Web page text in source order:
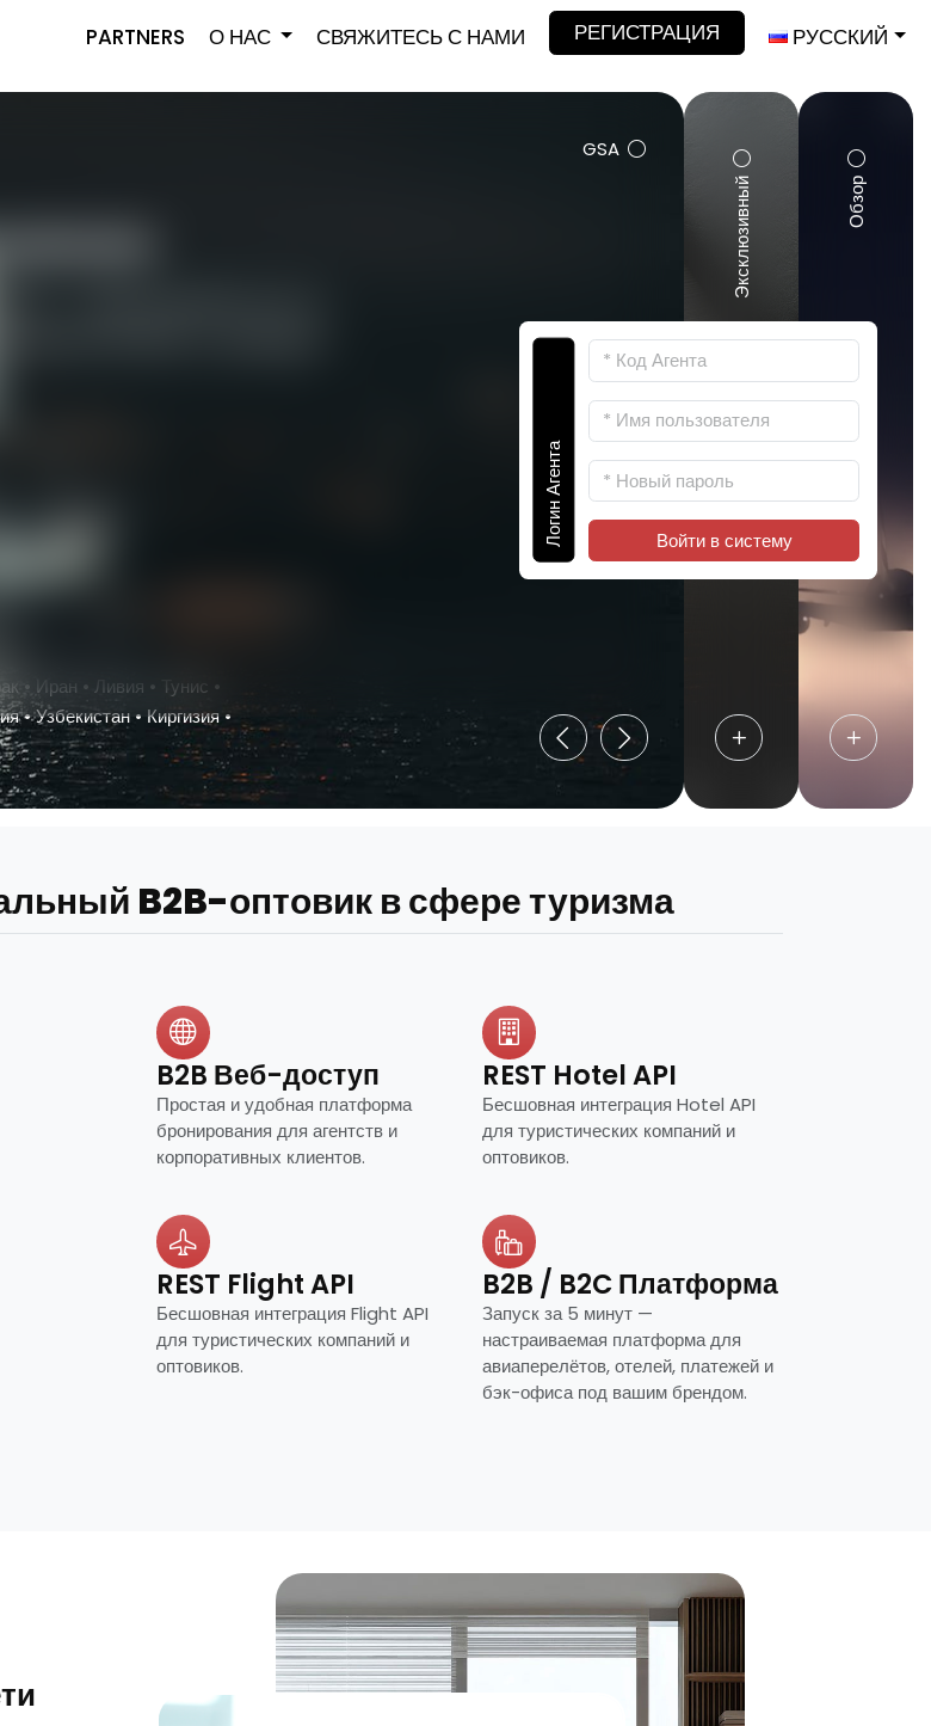
PARTNERS О НАС СВЯЖИТЕСЬ С НАМИ РЕГИСТРАЦИЯ РУССКИЙ
• Иран • Ливия • Тунис •
Узбекистан • Киргизия •
GSA
Эксклюзивный Обзор
Логин Агента Войти в систему
B2B-оптовик в сфере туризма
B2B Веб-доступ
Простая и удобная платформа
бронирования для агентств и
корпоративных клиентов.
REST Hotel API
Бесшовная интеграция Hotel API
для туристических компаний и
оптовиков.
REST Flight API
Бесшовная интеграция Flight API
для туристических компаний и
оптовиков.
B2B / B2C Платформа
Запуск за 5 минут —
настраиваемая платформа для
авиаперелётов, отелей, платежей и
бэк-офиса под вашим брендом.